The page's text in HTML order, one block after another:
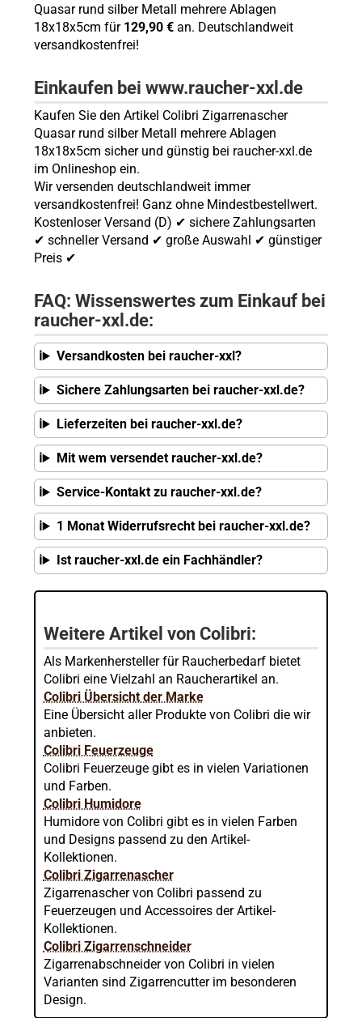
Quasar rund silber Metall mehrere Ablagen
18x18x5cm für 129,90 €an. Deutschlandweit
versandkostenfrei!
Einkaufen bei www.raucher-xxl.de
Kaufen Sie den Artikel Colibri Zigarrenascher
Quasar rund silber Metall mehrere Ablagen
18x18x5cm sicher und günstig bei raucher-xxl.de
im Onlineshop ein.
Wir versenden deutschlandweit immer
versandkostenfrei! Ganz ohne Mindestbestellwert.
Kostenloser Versand (D) ✔ sichere Zahlungsarten
✔ schneller Versand ✔ große Auswahl ✔ günstiger
Preis ✔
FAQ: Wissenswertes zum Einkauf bei
raucher-xxl.de:
Versandkosten bei raucher-xxl?
Sichere Zahlungsarten bei raucher-xxl.de?
Lieferzeiten bei raucher-xxl.de?
Mit wem versendet raucher-xxl.de?
Service-Kontakt zu raucher-xxl.de?
1 Monat Widerrufsrecht bei raucher-xxl.de?
Ist raucher-xxl.de ein Fachhändler?
Weitere Artikel von Colibri:
Als Markenhersteller für Raucherbedarf bietet
Colibri eine Vielzahl an Raucherartikel an.
Colibri Übersicht der Marke
Eine Übersicht aller Produkte von Colibri die wir
anbieten.
Colibri Feuerzeuge
Colibri Feuerzeuge gibt es in vielen Variationen
und Farben.
Colibri Humidore
Humidore von Colibri gibt es in vielen Farben
und Designs passend zu den Artikel-
Kollektionen.
Colibri Zigarrenascher
Zigarrenascher von Colibri passend zu
Feuerzeugen und Accessoires der Artikel-
Kollektionen.
Colibri Zigarrenschneider
Zigarrenabschneider von Colibri in vielen
Varianten sind Zigarrencutter im besonderen
Design.